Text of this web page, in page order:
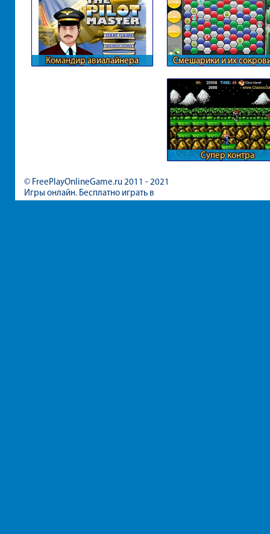
Командир авиалайнера Смешарики и их
Супер контра
© FreePlayOnlineGame.ru 2011 - 2021
Игры онлайн. Бесплатно играть в
игры для девочек и мальчиков